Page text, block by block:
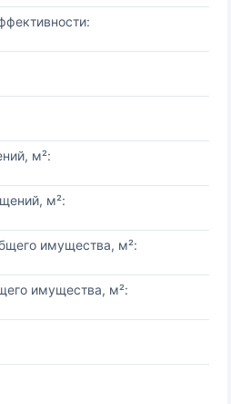
м²:
м²:
имущества, м²:
имущества, м²: